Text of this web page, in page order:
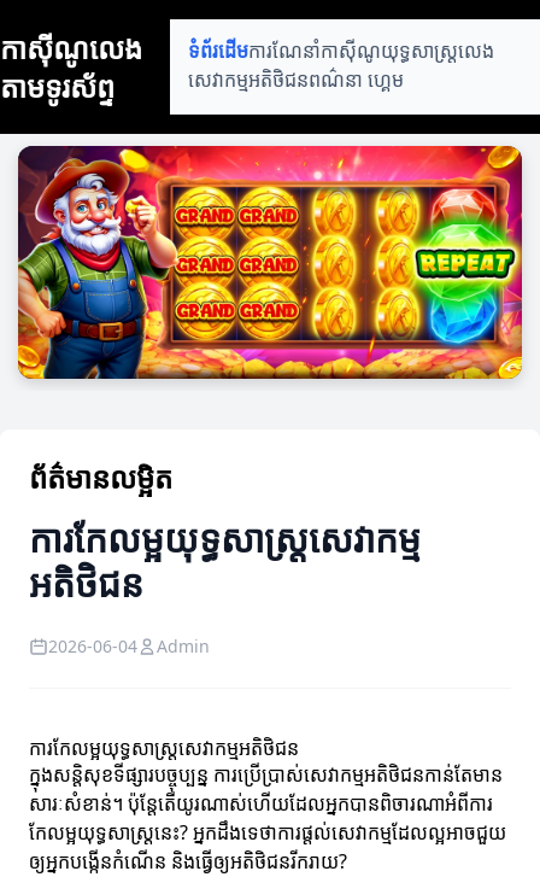
កាស៊ីណូលេង
តាមទូរស័ព្ទ
ទំព័រដើមការណែនាំកាស៊ីណូយុទ្ធសាស្ត្រលេង
សេវាកម្មអតិថិជនពណ៌នា ហ្គេម
ព័ត៌មានលម្អិត
ការកែលម្អយុទ្ធសាស្ត្រសេវាកម្ម
អតិថិជន
2026-06-04 Admin
ការកែលម្អយុទ្ធសាស្ត្រសេវាកម្មអតិថិជន
ក្នុងសន្ដិសុខទីផ្សារបច្ចុប្បន្ន ការប្រើប្រាស់សេវាកម្មអតិថិជនកាន់តែមាន
សារៈសំខាន់។ ប៉ុន្តែតើយូរណាស់ហើយដែលអ្នកបានពិចារណាអំពីការ
កែលម្អយុទ្ធសាស្ត្រនេះ? អ្នកដឹងទេថាការផ្តល់សេវាកម្មដែលល្អអាចជួយ
ឲ្យអ្នកបង្កើនកំណើន និងធ្វើឲ្យអតិថិជនរីករាយ?